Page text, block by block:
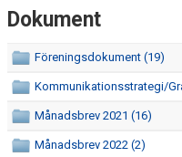
FÖRSÄKRING / SKADOR
Dokument
Föreningsdokument (19)
Kommunikationsstrategi/
Månadsbrev 2021 (16)
Månadsbrev 2022 (2)